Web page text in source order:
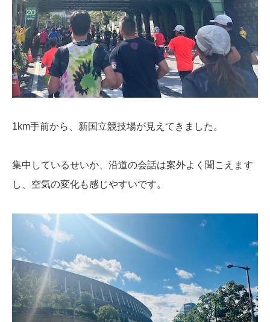
1km手前から、新国立競技場が見えてきました。
集中しているせいか、沿道の会話は案外よく聞こえます
し、空気の変化も感じやすいです。